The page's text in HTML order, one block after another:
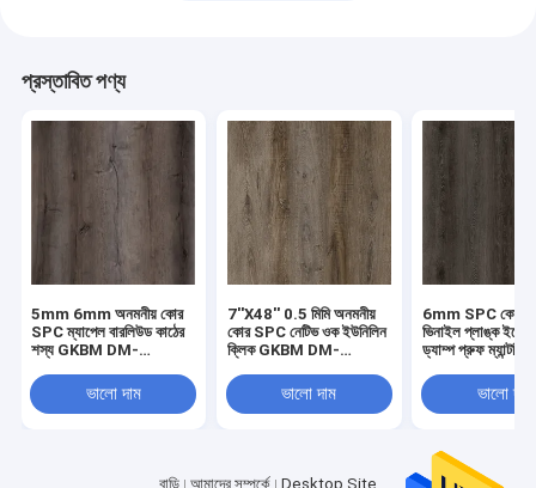
প্রস্তাবিত পণ্য
5mm 6mm অনমনীয় কোর
SPC ম্যাপেল বারলিউড কাঠের
শস্য GKBM DM-
ভালো দাম
7''X48'' 0.5 মিমি অনমনীয়
কোর SPC নেটিভ ওক ইউনিলিন
ক্লিক GKBM DM-
ভালো দাম
6mm SPC কোর
ভিনাইল প্লাঙ্ক ইকো
ড্যাম্প প্রুফ ম্যান্টলিং
ভালো দাম
বাড়ি আমাদের সম্পর্কে Desktop Site